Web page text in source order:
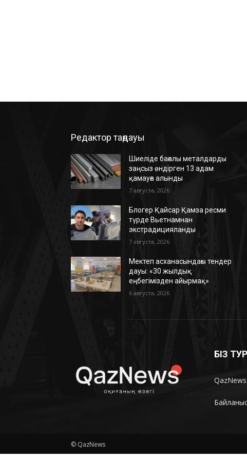
Редактор таңдауы
Шиеліде бағалы металдарды
заңсыз өндірген 13 адам
қамауға алынды
7 августа, 2026
Блогер Қайсар Қамза ресми
түрде Вьетнамнан
экстрадицияланды
7 августа, 2026
Мектеп асханасындағы тендер
дауы: «30 жылдық
еңбегімізден айырмақ»
6 августа, 2026
БІЗ
© QazNews